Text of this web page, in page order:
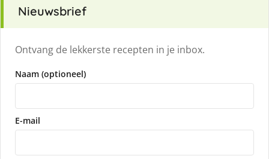
Nieuwsbrief
Ontvang de lekkerste recepten in je inbox.
Naam (optioneel)
E-mail